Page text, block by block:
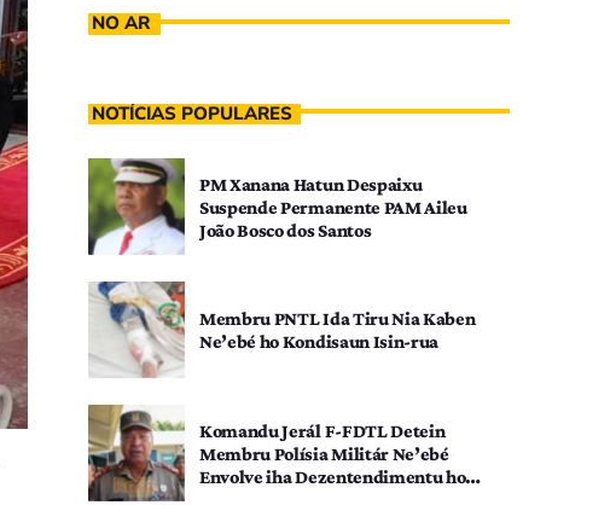
NO AR
NOTÍCIAS POPULARES
PM Xanana Hatun Despaixu
Suspende Permanente PAM Aileu
João Bosco dos Santos
Membru PNTL Ida Tiru Nia Kaben
Ne’ebé ho Kondisaun Isin-rua
Komandu Jerál F-FDTL Detein
Membru Polísia Militár Ne’ebé
Envolve iha Dezentendimentu ho